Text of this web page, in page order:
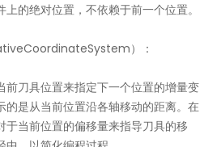
的绝对位置，不依赖于前一个位置。
）：
刀具位置来指定下一个位置的增量变
的是从当前位置沿各轴移动的距离。在
于当前位置的偏移量来指导刀具的移